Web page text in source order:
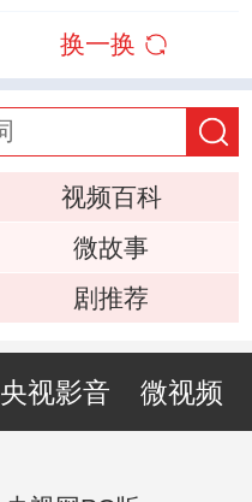
换一换
视频百科
微故事
剧推荐
央视影音 微视频